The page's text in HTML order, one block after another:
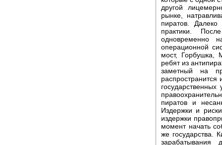
другой
рынке,
пиратов.
практики.
одновременно
операционной
мост, Горбушка,
ребят из
заметный на
пиратов и
Издержки и
издержки
момент начать
же государства.
зарабатывания